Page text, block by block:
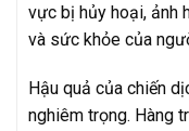
vực bị hủy hoại, ảnh
và sức khỏe của
Hậu quả của chiến
nghiêm trọng. Hàng